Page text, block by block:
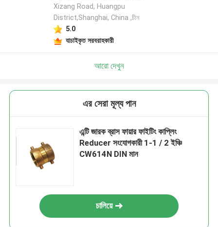
Xizang Road, Huangpu
District,Shanghai, China ,চীন
5.0
যাচাইকৃত সরবরাহকারী
আরো দেখুন
এর সেরা মূল্য পান
এন্টি জারক ব্রাস ফায়ার ফাইটিং কাপ্লিং
Reducer সংযোগকারী 1-1 / 2 ইঞ্চি
CW614N DIN মান
চালিয়ে